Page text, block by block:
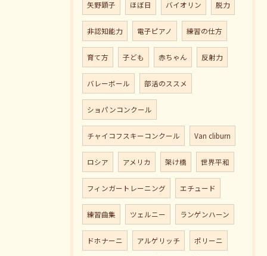
矢野顕子 ほぼ日 バイオリン 脱力
非認知能力 電子ピアノ 練習の仕方
育て方 子ども 赤ちゃん 反射力
バレーボール 部活のススメ
ショパンコンクール
チャイコフスキーコンクール Van cliburn
ロシア アメリカ 架け橋 世界平和
フィンガートレーニング エチュード
練習曲集 ツェルニー ランゲンハーン
ドホナーニ アルゲリッチ ポリーニ